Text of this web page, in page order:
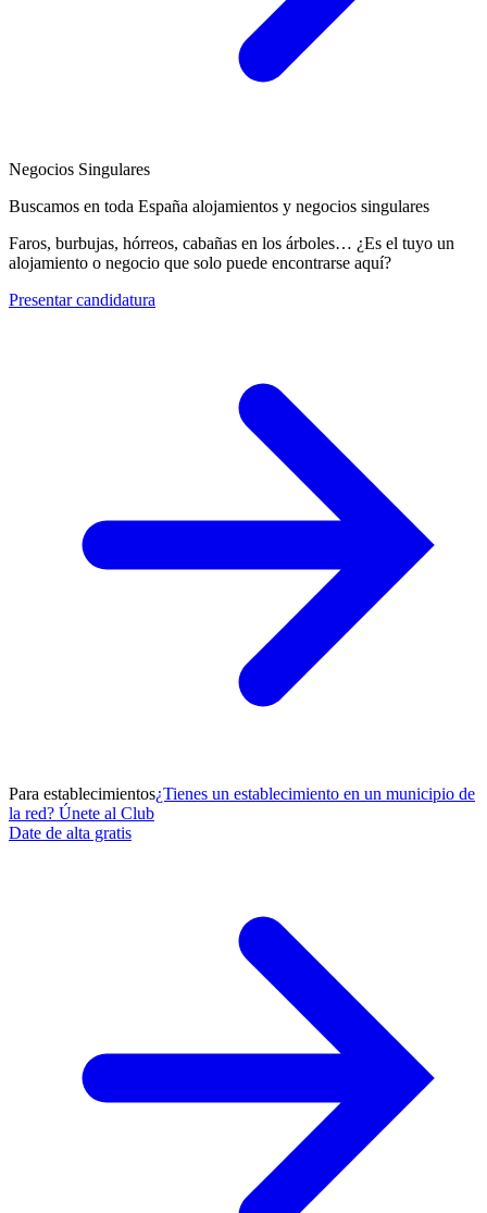
Negocios Singulares
Buscamos en toda España alojamientos y negocios singulares
Faros, burbujas, hórreos, cabañas en los árboles… ¿Es el tuyo un
alojamiento o negocio que solo puede encontrarse aquí?
Presentar candidatura
Para establecimientos¿Tienes un establecimiento en un municipio de
la red? Únete al Club
Date de alta gratis